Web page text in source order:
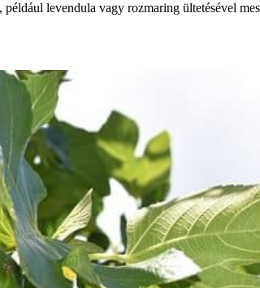
levendula vagy rozmaring ültetésével